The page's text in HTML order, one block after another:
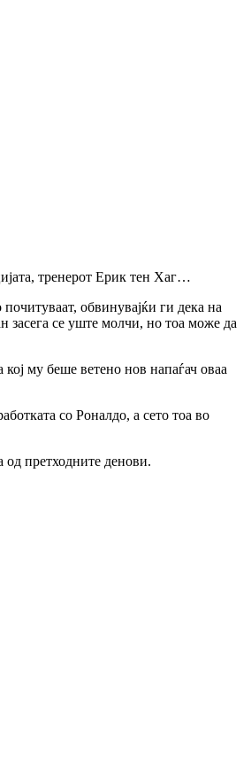
тренерот Ерик тен Хаг…
обвинувајќи ги дека на
засега се уште молчи, но тоа може да
му беше ветено нов напаѓач оваа
со Роналдо, а сето тоа во
од претходните денови.